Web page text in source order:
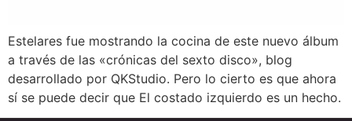
Estelares fue mostrando la cocina de este nuevo álbum
a través de las «crónicas del sexto disco», blog
desarrollado por QKStudio. Pero lo cierto es que ahora
sí se puede decir que El costado izquierdo es un hecho.